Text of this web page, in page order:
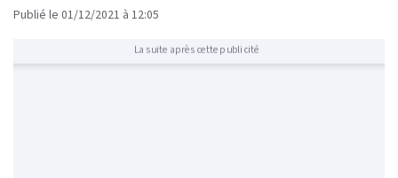
Publié le 01/12/2021 à 12:05
La suite après cette publicité